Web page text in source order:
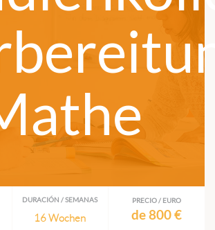
DURACIÓN / SEMANAS
16 Wochen
PRECIO / EURO
de 800 €